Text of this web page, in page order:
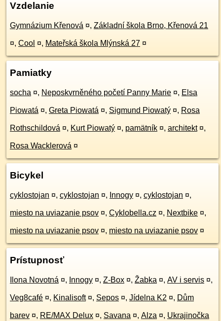
Vzdelanie
Gymnázium Křenová ¤, Základní škola Brno, Křenová 21
¤, Cool ¤, Mateřská škola Mlýnská 27 ¤
Pamiatky
socha ¤, Neposkvrněného početí Panny Marie ¤, Elsa
Piowatá ¤, Greta Piowatá ¤, Sigmund Piowatý ¤, Rosa
Rothschildová ¤, Kurt Piowatý ¤, pamätník ¤, architekt ¤,
Rosa Wacklerová ¤
Bicykel
cyklostojan ¤, cyklostojan ¤, Innogy ¤, cyklostojan ¤,
miesto na uviazanie psov ¤, Cyklobella.cz ¤, Nextbike ¤,
miesto na uviazanie psov ¤, miesto na uviazanie psov ¤
Prístupnosť
Ilona Novotná ¤, Innogy ¤, Z-Box ¤, Žabka ¤, AV i servis ¤,
Veg8café ¤, Kinalisoft ¤, Sepos ¤, Jídelna K2 ¤, Dům
barev ¤, RE/MAX Delux ¤, Savana ¤, Alza ¤, Ukrajinočka